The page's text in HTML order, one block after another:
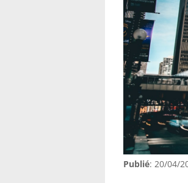
Publié: 20/04/